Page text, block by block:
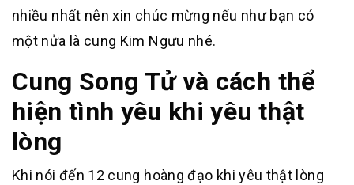
nhiều nhất nên xin chúc mừng nếu như bạn có
một nửa là cung Kim Ngưu nhé.
Cung Song Tử và cách thể
hiện tình yêu khi yêu thật
lòng
Khi nói đến 12 cung hoàng đạo khi yêu thật lòng